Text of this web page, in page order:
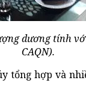
dương tính
CAQN).
tổng hợp và